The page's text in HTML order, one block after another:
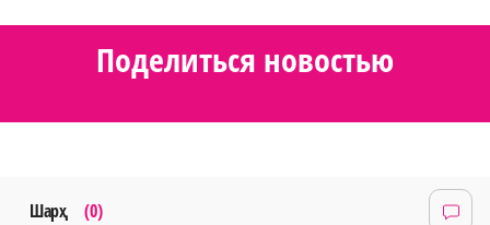
Поделиться новостью
Шарҳ (0)